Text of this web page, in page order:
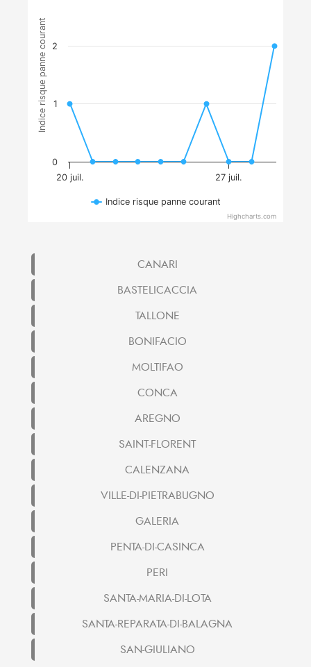
Indice risque panne courant
20 juil. 27 juil.
0
1
2
Indice risque panne courant
Highcharts.com
CANARI
BASTELICACCIA
TALLONE
BONIFACIO
MOLTIFAO
CONCA
AREGNO
SAINT-FLORENT
CALENZANA
VILLE-DI-PIETRABUGNO
GALERIA
PENTA-DI-CASINCA
PERI
SANTA-MARIA-DI-LOTA
SANTA-REPARATA-DI-BALAGNA
SAN-GIULIANO